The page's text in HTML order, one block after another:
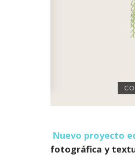
Nuevo proyecto
fotográfica y